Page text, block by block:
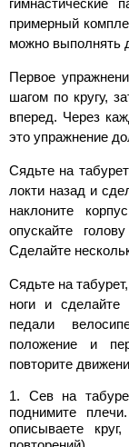
примерный
можно выполнять
Первое
шагом по кругу,
вперед. Через
это упражнение
Сядьте на
локти назад и
наклоните
опускайте
Сделайте
Сядьте на
ноги и сделайте
педали
положение и
повторите
Сев на
поднимите
описываете